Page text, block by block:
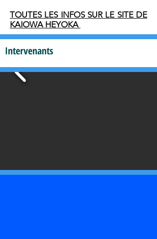
TOUTES LES INFOS SUR LE SITE DE
KAIOWA HEYOKA
Intervenants